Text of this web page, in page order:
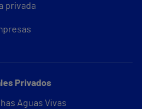
privada
Privados
Aguas Vivas